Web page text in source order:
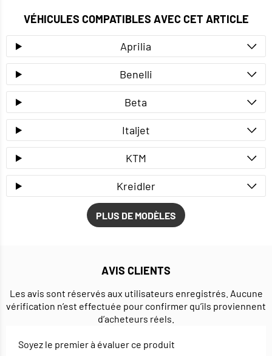
VÉHICULES COMPATIBLES AVEC CET ARTICLE
Aprilia
Benelli
Beta
Italjet
KTM
Kreidler
PLUS DE MODÈLES
AVIS CLIENTS
Les avis sont réservés aux utilisateurs enregistrés. Aucune
vérification n’est effectuée pour confirmer qu’ils proviennent
d’acheteurs réels.
Soyez le premier à évaluer ce produit